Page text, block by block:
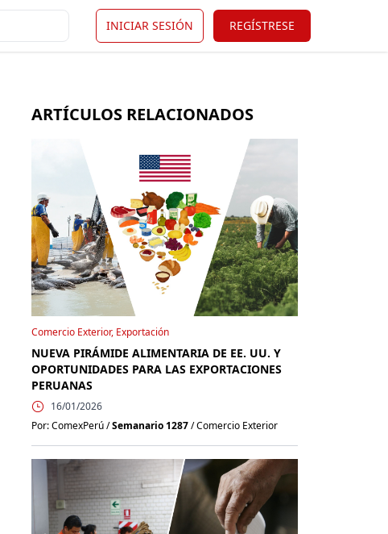
INICIAR SESIÓN REGÍSTRESE
ARTÍCULOS RELACIONADOS
Comercio Exterior, Exportación
NUEVA PIRÁMIDE ALIMENTARIA DE EE. UU. Y
OPORTUNIDADES PARA LAS EXPORTACIONES
PERUANAS
16/01/2026
Por: ComexPerú /Semanario 1287/ Comercio Exterior